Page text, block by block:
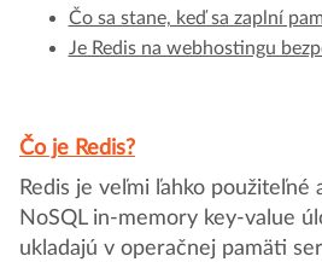
Čo sa stane, keď sa zaplní
Je Redis na webhostingu
Čo je Redis?
Redis je veľmi ľahko použiteľné
NoSQL in-memory key-value
ukladajú v operačnej pamäti